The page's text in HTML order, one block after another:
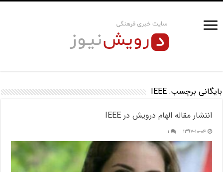
بایگانی برچسب:IEEE
انتشار مقاله الهام درویش در IEEE
۱۳۹۷-۱۰-۰۴ ۱